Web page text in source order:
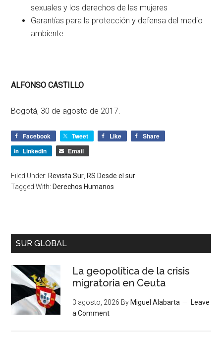
sexuales y los derechos de las mujeres
Garantías para la protección y defensa del medio
ambiente.
ALFONSO CASTILLO
Bogotá, 30 de agosto de 2017.
Facebook Tweet Like
Share
LinkedIn
Email
Filed Under: Revista Sur RS Desde el sur
Tagged With: Derechos Humanos
SUR GLOBAL
La geopolítica de la crisis
migratoria en Ceuta
3 agosto, 2026 By Miguel Alabarta
Leave
a Comment